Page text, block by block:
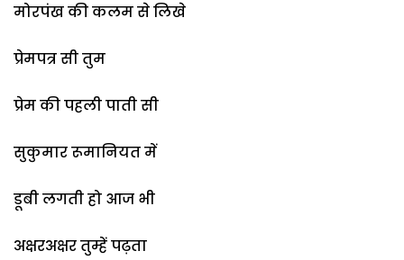
मोरपंख की कलम से लिखे
प्रेमपत्र सी तुम
प्रेम की पहली पाती सी
सुकुमार रूमानियत में
डूबी लगती हो आज भी
अक्षरअक्षर तुम्हें पढ़ता